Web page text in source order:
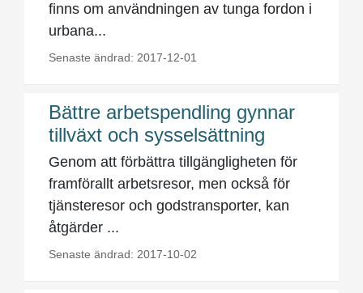
finns om användningen av tunga fordon i
urbana...
Senaste ändrad: 2017-12-01
Bättre arbetspendling gynnar
tillväxt och sysselsättning
Genom att förbättra tillgängligheten för
framförallt arbetsresor, men också för
tjänsteresor och godstransporter, kan
åtgärder ...
Senaste ändrad: 2017-10-02